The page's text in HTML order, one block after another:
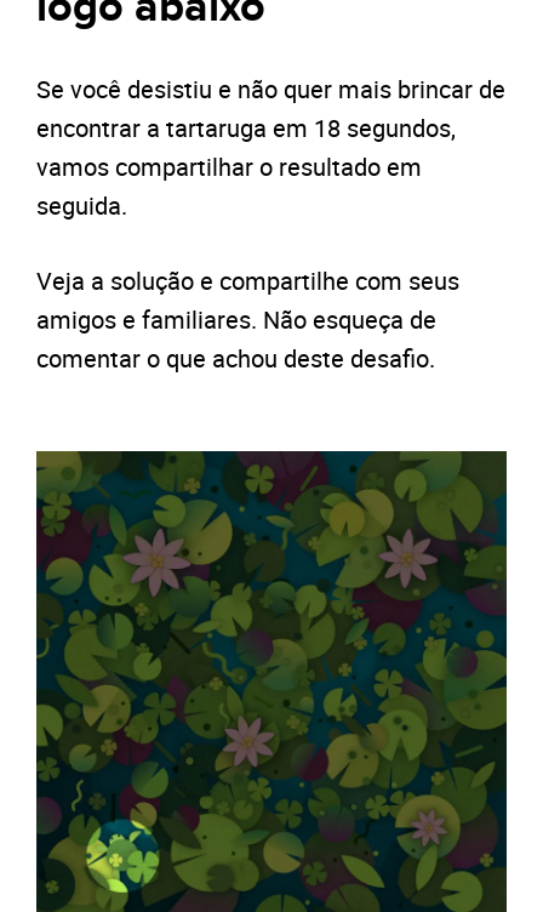
Se você desistiu e não quer mais brincar de
encontrar a tartaruga em 18 segundos,
vamos compartilhar o resultado em
seguida.
Veja a solução e compartilhe com seus
amigos e familiares. Não esqueça de
comentar o que achou deste desafio.